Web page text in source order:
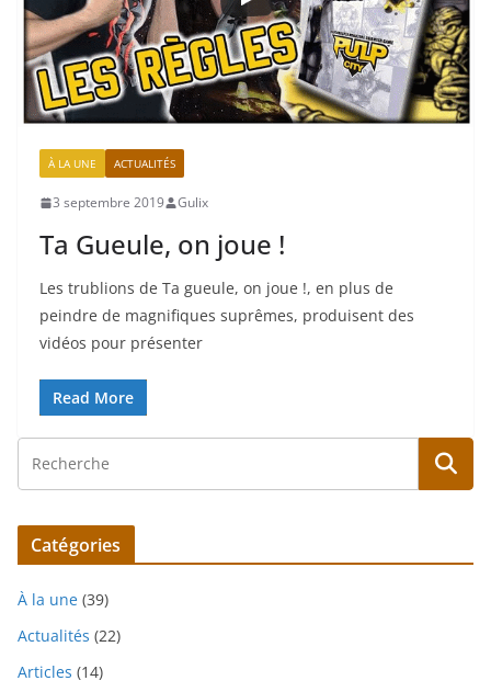
À LA UNE ACTUALITÉS
3 septembre 2019 Gulix
Ta Gueule, on joue !
Les trublions de Ta gueule, on joue !, en plus de
peindre de magnifiques suprêmes, produisent des
vidéos pour présenter
Read More
Catégories
À la une (39)
Actualités (22)
Articles (14)